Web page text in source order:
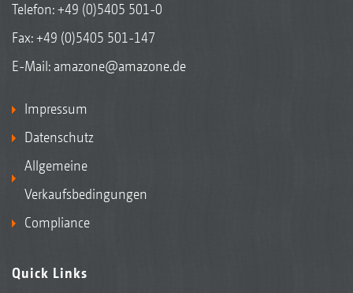
Telefon:+49 (0)5405 501-0
Fax: +49 (0)5405 501-147
E-Mail: amazone@amazone.de
Impressum
Datenschutz
Allgemeine
Verkaufsbedingungen
Compliance
Quick Links